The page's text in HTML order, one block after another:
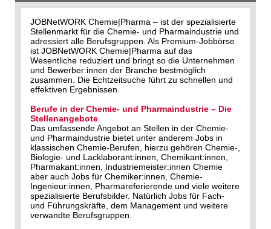
JOBNetWORK Chemie|Pharma – ist der spezialisierte
Stellenmarkt für die Chemie- und Pharmaindustrie und
adressiert alle Berufsgruppen. Als Premium-Jobbörse
ist JOBNetWORK Chemie|Pharma auf das
Wesentliche reduziert und bringt so die Unternehmen
und Bewerber:innen der Branche bestmöglich
zusammen. Die Echtzeitsuche führt zu schnellen und
effektiven Ergebnissen.
Berufe in der Chemie- und Pharmaindustrie – Die
Stellenangebote
Das umfassende Angebot an Stellen in der Chemie-
und Pharmaindustrie bietet unter anderem Jobs in
klassischen Chemie-Berufen, hierzu gehören Chemie-,
Biologie- und Lacklaborant:innen, Chemikant:innen,
Pharmakant:innen, Industriemeister:innen Chemie
aber auch Jobs für Chemiker:innen, Chemie-
Ingenieur:innen, Pharmareferierende und viele weitere
spezialisierte Berufsbilder. Natürlich Jobs für Fach-
und Führungskräfte, dem Management und weitere
verwandte Berufsgruppen.